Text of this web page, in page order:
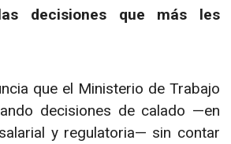
decisiones que más les
que el Ministerio de Trabajo
decisiones de calado —en
y regulatoria— sin contar